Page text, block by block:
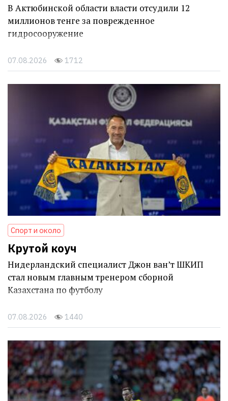
В Актюбинской области власти отсудили 12
миллионов тенге за поврежденное
гидросооружение
07.08.2026 1712
Спорт и около
Крутой коуч
Нидерландский специалист Джон ван’т ШКИП
стал новым главным тренером сборной
Казахстана по футболу
07.08.2026 1440